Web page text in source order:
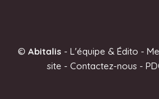
© Abitalis - L'équipe & Édito -
site - Contactez-nous -